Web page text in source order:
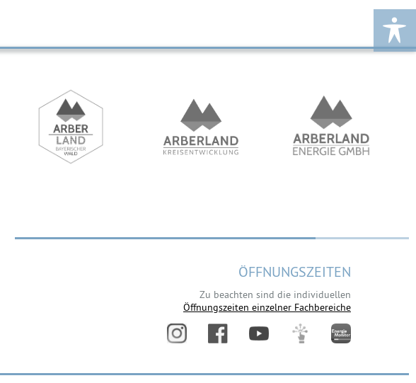
ÖFFNUNGSZEITEN
Zu beachten sind die individuellen
Öffnungszeiten einzelner Fachbereiche